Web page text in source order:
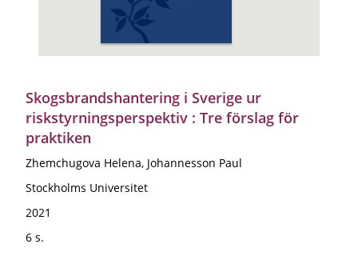
Skogsbrandshantering i Sverige ur
riskstyrningsperspektiv : Tre förslag för
praktiken
Zhemchugova Helena, Johannesson Paul
Stockholms Universitet
2021
6 s.